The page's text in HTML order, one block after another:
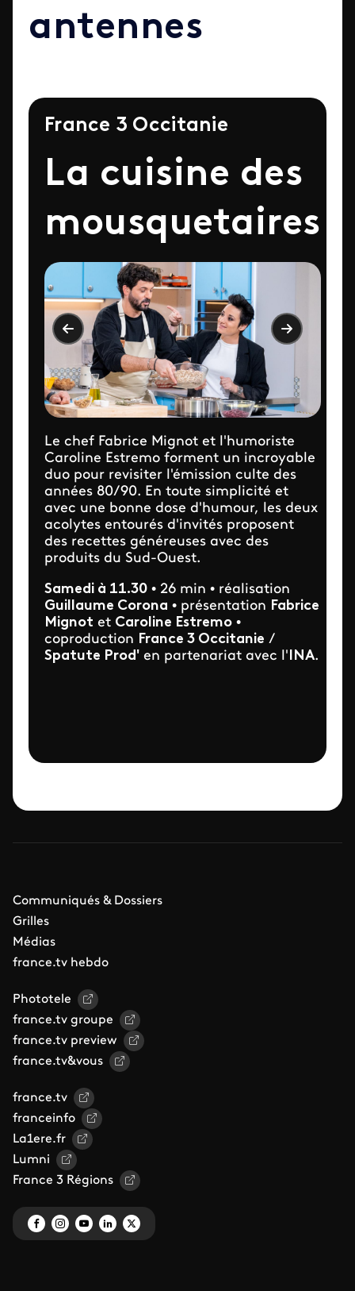
antennes
France 3 Occitanie
La cuisine des
mousquetaires
Le chef Fabrice Mignot et l'humoriste
Caroline Estremo forment un incroyable
duo pour revisiter l'émission culte des
années 80/90. En toute simplicité et
avec une bonne dose d'humour, les deux
acolytes entourés d'invités proposent
des recettes généreuses avec des
produits du Sud-Ouest.
Samedi à 11.30 • 26 min • réalisation
Guillaume Corona • présentation Fabrice
Mignot et Caroline Estremo •
coproduction France 3 Occitanie /
Spatute Prod' en partenariat avec l'INA.
Communiqués & Dossiers
Grilles
Médias
france.tv hebdo
Phototele
france.tv groupe
france.tv preview
france.tv&vous
france.tv
franceinfo
La1ere.fr
Lumni
France 3 Régions